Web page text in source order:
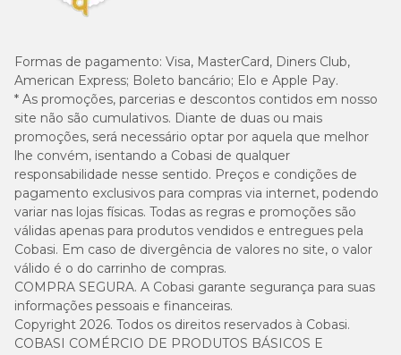
Formas de pagamento: Visa, MasterCard, Diners Club,
American Express; Boleto bancário; Elo e Apple Pay.
* As promoções, parcerias e descontos contidos em nosso
site não são cumulativos. Diante de duas ou mais
promoções, será necessário optar por aquela que melhor
lhe convém, isentando a Cobasi de qualquer
responsabilidade nesse sentido. Preços e condições de
pagamento exclusivos para compras via internet, podendo
variar nas lojas físicas. Todas as regras e promoções são
válidas apenas para produtos vendidos e entregues pela
Cobasi. Em caso de divergência de valores no site, o valor
válido é o do carrinho de compras.
COMPRA SEGURA. A Cobasi garante segurança para suas
informações pessoais e financeiras.
Copyright 2026. Todos os direitos reservados à Cobasi.
COBASI COMÉRCIO DE PRODUTOS BÁSICOS E